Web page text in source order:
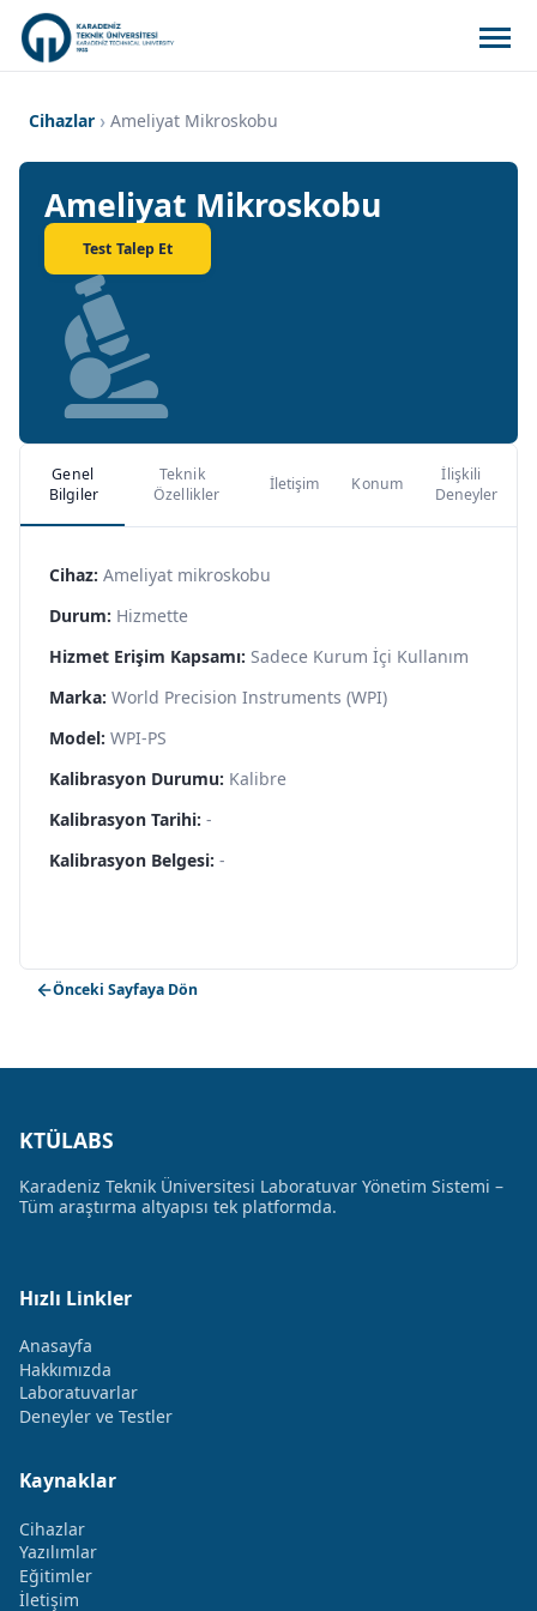
Cihazlar Ameliyat Mikroskobu
Ameliyat Mikroskobu
Test Talep Et
Genel
Bilgiler
Teknik
Özellikler
İletişim Konum
İlişkili
Deneyler
Cihaz: Ameliyat mikroskobu
Durum: Hizmette
Hizmet Erişim Kapsamı: Sadece Kurum İçi Kullanım
Marka: World Precision Instruments (WPI)
Model: WPI-PS
Kalibrasyon Durumu: Kalibre
Kalibrasyon Tarihi: -
Kalibrasyon Belgesi: -
Önceki Sayfaya Dön
KTÜLABS
Karadeniz Teknik Üniversitesi Laboratuvar Yönetim Sistemi –
Tüm araştırma altyapısı tek platformda.
Hızlı Linkler
Anasayfa
Hakkımızda
Laboratuvarlar
Deneyler ve Testler
Kaynaklar
Cihazlar
Yazılımlar
Eğitimler
İletişim